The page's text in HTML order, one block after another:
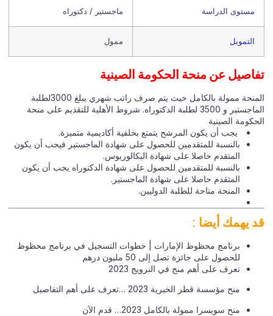
مستوى الدراسة ماجستير / دكتوراه
التمويل ممول
عن منحة الحكومة الصينية
المنحة ممولة بالكامل حيث يتم صرف راتب شهري يبلغ 3000لطلبة
الماجستير و 3500 لطلبة الدكتوراه. شروط الأهلية للتقديم على منحة
الصينية
يجب أن يكون المرشح يتمتع بخلفية أكاديمية متميزة.
بالنسبة للمتقدمين للحصول على شهادة الماجستير فيجب أن يكون
المتقدم حاصلا على شهادة البكالوريوس.
بالنسبة للمتقدمين للحصول على شهادة الدكتوراه يجب أن يكون
المتقدم حاصلا على شهادة الماجستير.
المنحة متاحة للطلبة الدوليين.
يهمك أيضا :
برنامج محظوظ الإمارات | خطوات التسجيل في برنامج محظوظ
للحصول على جائزة تصل إلى 50 مليون درهم
تعرف على أهم منح في النرويج 2023
منح مؤسسة قطر الخيرية 2023 …تعرف على أهم التفاصيل
منح سويسرا ممولة بالكامل 2023… قدم الآن